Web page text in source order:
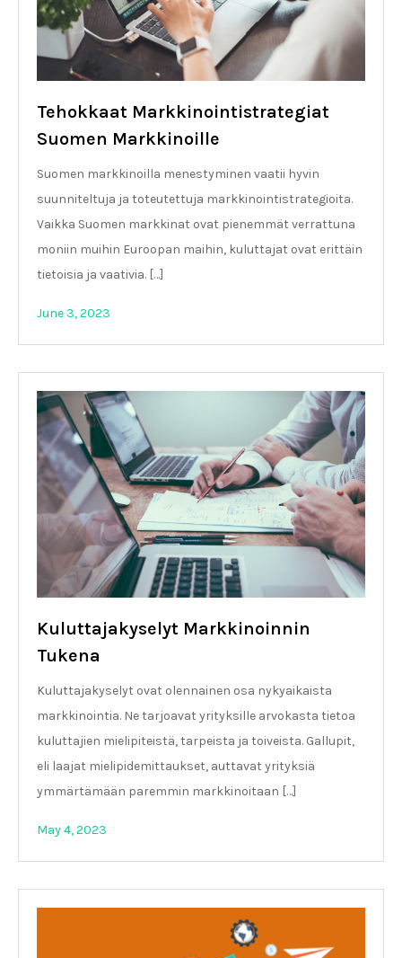
Tehokkaat Markkinointistrategiat
Suomen Markkinoille
Suomen markkinoilla menestyminen vaatii hyvin
suunniteltuja ja toteutettuja markkinointistrategioita.
Vaikka Suomen markkinat ovat pienemmät verrattuna
moniin muihin Euroopan maihin, kuluttajat ovat erittäin
tietoisia ja vaativia. […]
June 3, 2023
Kuluttajakyselyt Markkinoinnin
Tukena
Kuluttajakyselyt ovat olennainen osa nykyaikaista
markkinointia. Ne tarjoavat yrityksille arvokasta tietoa
kuluttajien mielipiteistä, tarpeista ja toiveista. Gallupit,
eli laajat mielipidemittaukset, auttavat yrityksiä
ymmärtämään paremmin markkinoitaan […]
May 4, 2023